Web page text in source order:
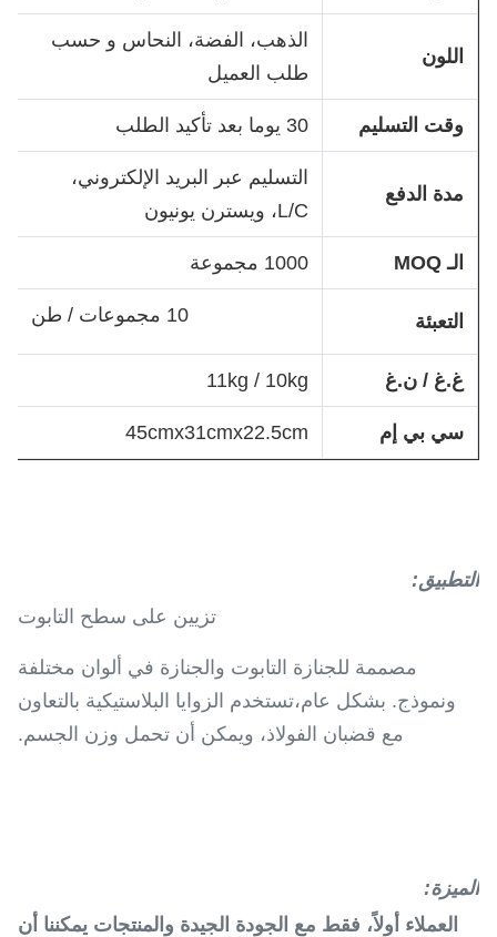
اللون
الذهب، الفضة، النحاس و حسب
طلب العميل
وقت التسليم 30 يوما بعد تأكيد الطلب
مدة الدفع
التسليم عبر البريد الإلكتروني،
L/C، ويسترن يونيون
الـ MOQ 1000 مجموعة
التعبئة 10 مجموعات / طن
غ.غ / ن.غ 11kg / 10kg
سي بي إم 45cmx31cmx22.5cm
التطبيق:
تزيين على سطح التابوت
مصممة للجنازة التابوت والجنازة في ألوان مختلفة
ونموذج. بشكل عام،تستخدم الزوايا البلاستيكية بالتعاون
مع قضبان الفولاذ، ويمكن أن تحمل وزن الجسم.
الميزة:
العملاء أولاً، فقط مع الجودة الجيدة والمنتجات يمكننا أن